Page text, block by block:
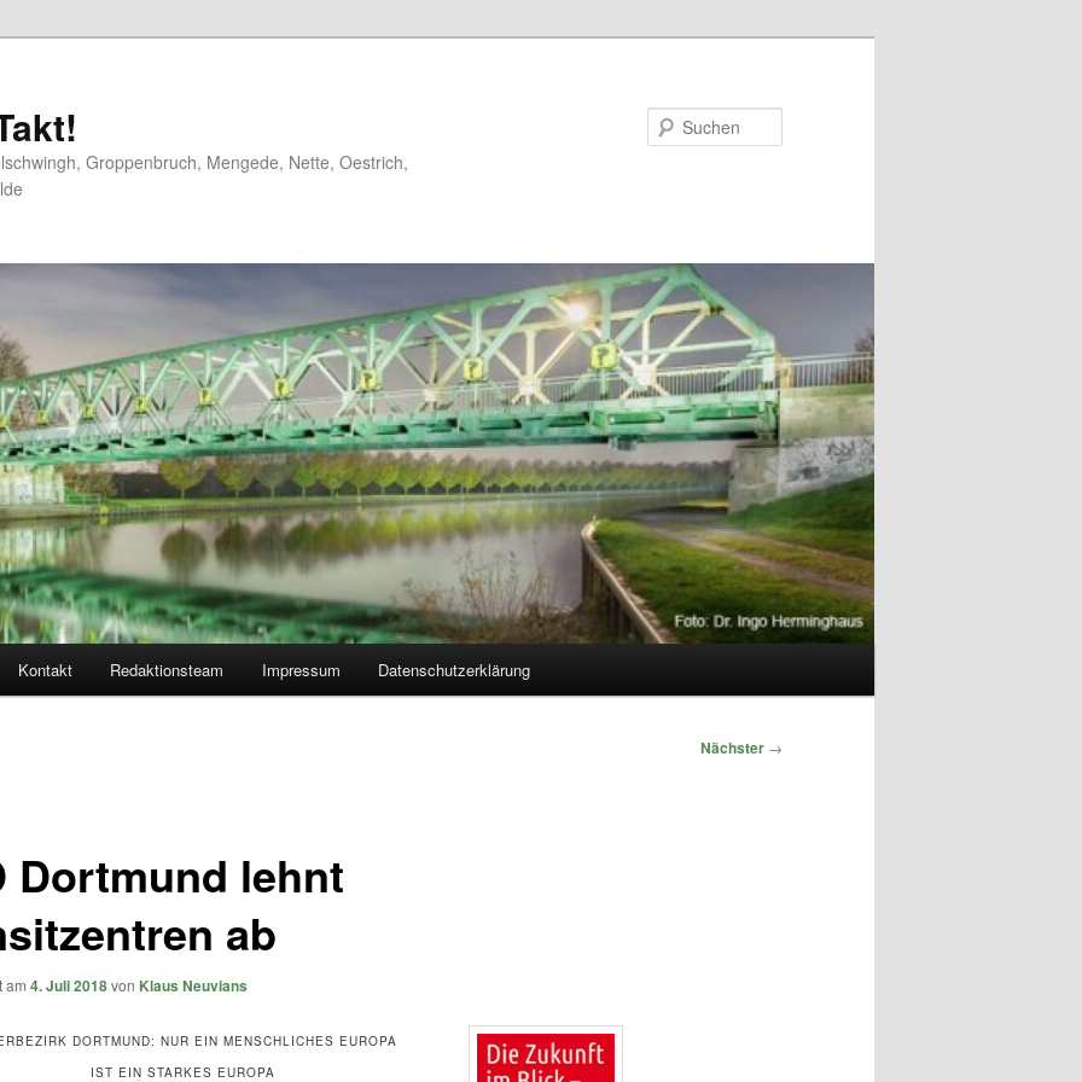
Groppenbruch, Mengede, Nette, Oestrich,
Kontakt Redaktionsteam Impressum Datenschutzerklärung
Nächster →
Dortmund lehnt
ab
am 4. Juli 2018von Klaus Neuvians
DORTMUND: NUR EIN MENSCHLICHES EUROPA
IST EIN STARKES EUROPA